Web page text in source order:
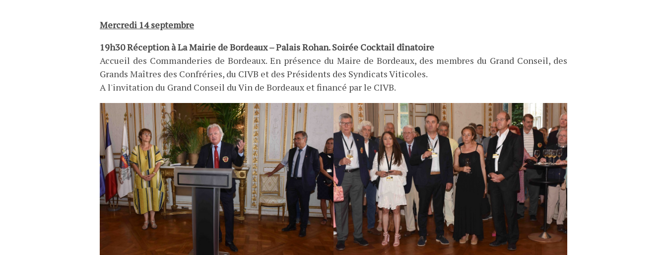
Mercredi 14 septembre
19h30Réception à La Mairie de Bordeaux – Palais Rohan. Soirée Cocktail dînatoire
Accueil des Commanderies de Bordeaux. En présence du Maire de Bordeaux, des membres du Grand Conseil, des
Grands Maîtres des Confréries, du CIVB et des Présidents des Syndicats Viticoles.
A l'invitation du Grand Conseil du Vin de Bordeaux et financé par le CIVB.